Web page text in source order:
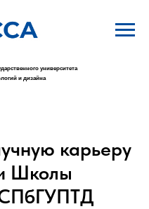
университета
и дизайна
карьеру
Школы